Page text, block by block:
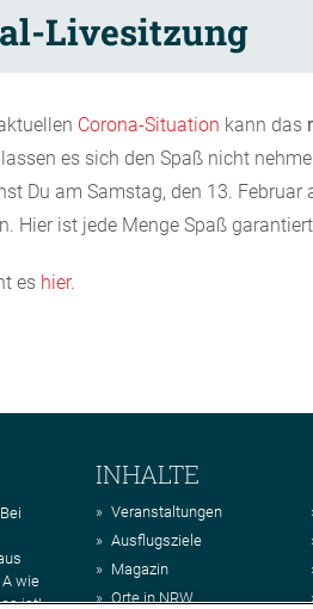
Livesitzung
Corona-Situation kann das
es sich den Spaß nicht
Du am Samstag, den 13. Februar
Hier ist jede Menge Spaß
es hier.
A wie
ist!
INHALTE
Veranstaltungen
Ausflugsziele
Magazin
Orte in NRW